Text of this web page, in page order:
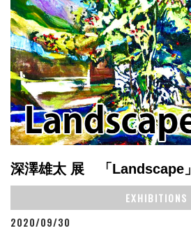
深澤雄太 展 「Landscape」
EXHIBITIONS
2020/09/30